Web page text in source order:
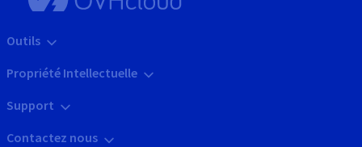
Outils
Propriété Intellectuelle
Support
Contactez nous